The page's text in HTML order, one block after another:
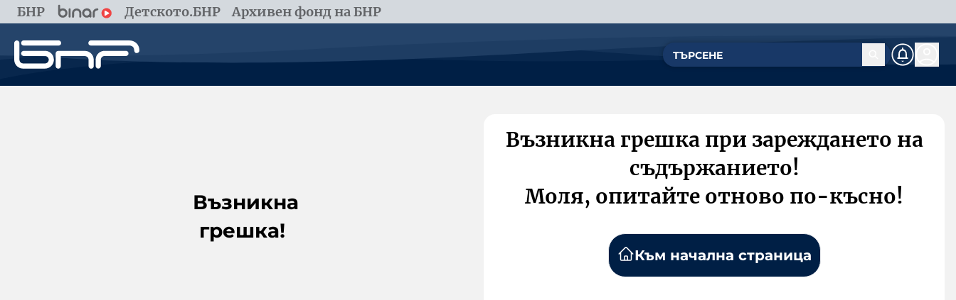
БНР Детското.БНР Архивен фонд на БНР
Възникна
грешка!
Възникна грешка при зареждането на
съдържанието!
Моля, опитайте отново по-късно!
Към начална страница